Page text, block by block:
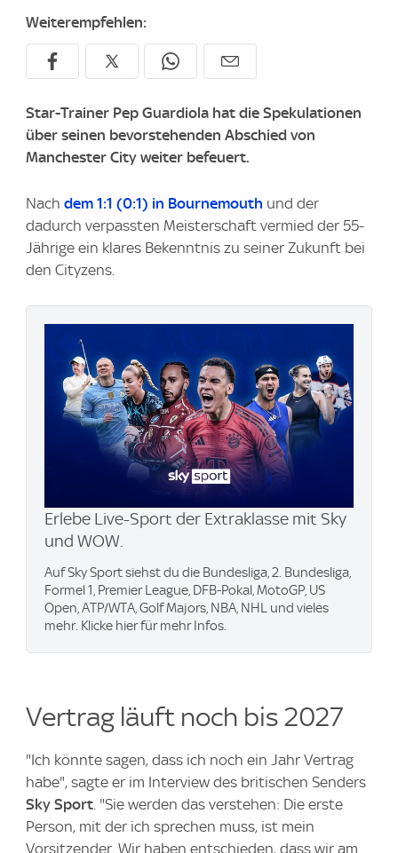
Weiterempfehlen:
Star-Trainer Pep Guardiola hat die Spekulationen
über seinen bevorstehenden Abschied von
Manchester City weiter befeuert.
Nach dem 1:1 (0:1) in Bournemouth und der
dadurch verpassten Meisterschaft vermied der 55-
Jährige ein klares Bekenntnis zu seiner Zukunft bei
den Cityzens.
Erlebe Live-Sport der Extraklasse mit Sky
und WOW.
Auf Sky Sport siehst du die Bundesliga, 2. Bundesliga,
Formel 1, Premier League, DFB-Pokal, MotoGP, US
Open, ATP/WTA, Golf Majors, NBA, NHL und vieles
mehr. Klicke hier für mehr Infos.
Vertrag läuft noch bis 2027
"Ich könnte sagen, dass ich noch ein Jahr Vertrag
habe", sagte er im Interview des britischen Senders
Sky Sport. "Sie werden das verstehen: Die erste
Person, mit der ich sprechen muss, ist mein
Vorsitzender. Wir haben entschieden, dass wir am